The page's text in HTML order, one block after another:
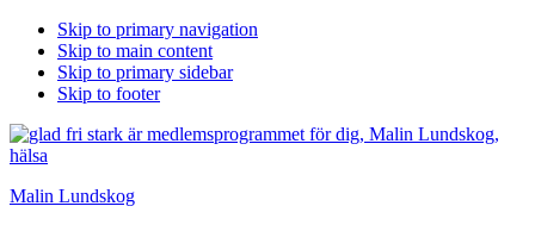
Skip to primary navigation
Skip to main content
Skip to primary sidebar
Skip to footer
Malin Lundskog